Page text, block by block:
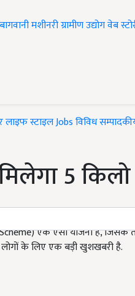
बागवानीमशीनरीग्रामीण उद्योगवेब
लाइफ स्टाइलJobsविविध
5
एक ऐसी योजना है, जिसके
लोगों के लिए एक बड़ी खुशखबरी है.